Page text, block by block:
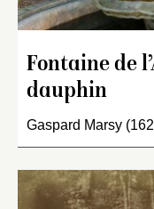
Fontaine de
dauphin
Gaspard Marsy